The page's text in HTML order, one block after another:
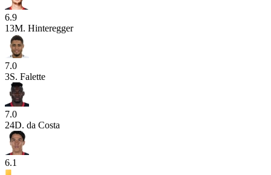
6.9
13M. Hinteregger
7.0
3S. Falette
7.0
24D. da Costa
6.1